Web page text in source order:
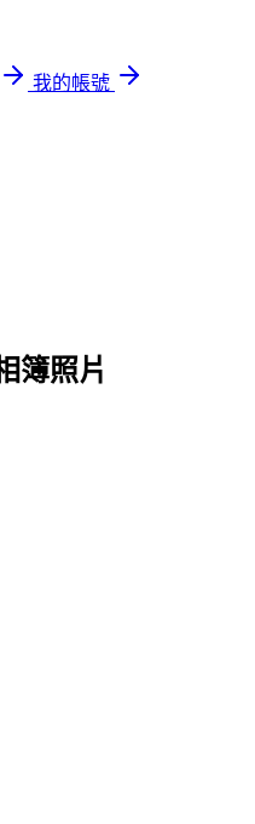
我的帳號
簿照片